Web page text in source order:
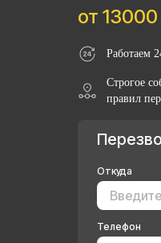
от
Работаем
Строгое
правил
Откуда
Телефон